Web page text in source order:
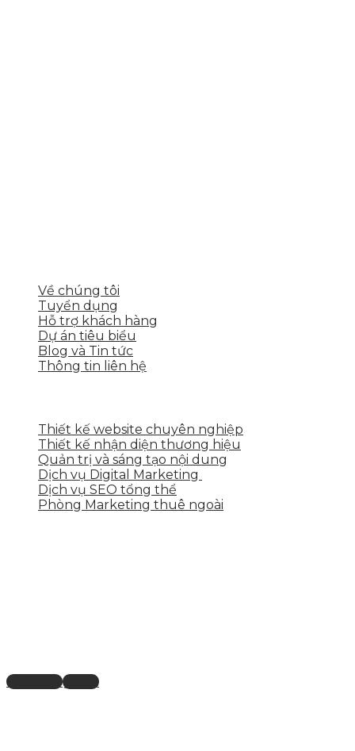
Về chúng tôi
Tuyển dụng
Hỗ trợ khách hàng
Dự án tiêu biểu
Blog và Tin tức
Thông tin liên hệ
Thiết kế website chuyên nghiệp
Thiết kế nhận diện thương hiệu
Quản trị và sáng tạo nội dung
Dịch vụ Digital Marketing
Dịch vụ SEO tổng thể
Phòng Marketing thuê ngoài
nhắn tin gọi đt